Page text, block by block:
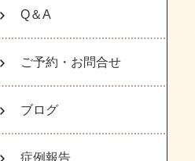
Q＆A
ご予約・お問合せ
ブログ
症例報告